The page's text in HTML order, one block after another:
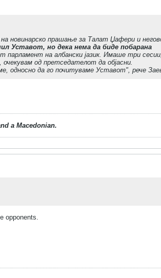
новинарско прашање за Талат Џафери и
Уставот, но дека нема да биде побарана
на албански јазик. Имаше три
од претседателот да објасни.
односно да го почитуваме Уставот", рече
a Macedonian.
opponents.